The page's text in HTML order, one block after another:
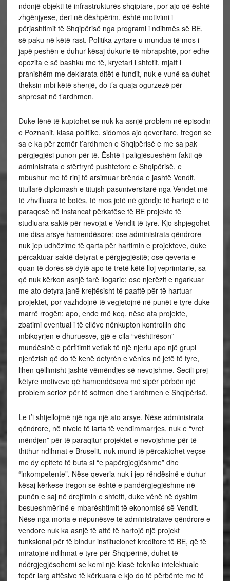
ndonjë objekti të infrastrukturës shqiptare, por ajo që është
zhgënjyese, deri në dëshpërim, është motivimi i
përjashtimit të Shqipërisë nga programi i ndihmës së BE,
së paku në këtë rast. Politika zyrtare u mundua të mos i
japë peshën e duhur kësaj dukurie të mbrapshtë, por edhe
opozita e së bashku me të, kryetari i shtetit, mjaft i
pranishëm me deklarata ditët e fundit, nuk e vunë sa duhet
theksin mbi këtë shenjë, do t’a quaja ogurzezë për
shpresat në t’ardhmen.
Duke lënë të kuptohet se nuk ka asnjë problem në episodin
e Poznanit, klasa politike, sidomos ajo qeveritare, tregon se
sa e ka për zemër t’ardhmen e Shqipërisë e me sa pak
përgjegjësi punon për të. Është i paligjësueshëm fakti që
administrata e stërfryrë pushtetore e Shqipërisë, e
mbushur me të rinj të arsimuar brënda e jashtë Vendit,
titullarë diplomash e titujsh pasuniversitarë nga Vendet më
të zhvilluara të botës, të mos jetë në gjëndje të hartojë e të
paraqesë në instancat përkatëse të BE projekte të
studiuara saktë për nevojat e Vendit të tyre. Kjo shpjegohet
me disa arsye hamendësore: ose administrata qëndrore
nuk jep udhëzime të qarta për hartimin e projekteve, duke
përcaktuar saktë detyrat e përgjegjësitë; ose qeveria e
quan të dorës së dytë apo të tretë këtë lloj veprimtarie, sa
që nuk kërkon asnjë farë llogarie; ose njerëzit e ngarkuar
me ato detyra janë krejtësisht të paaftë për të hartuar
projektet, por vazhdojnë të vegjetojnë në punët e tyre duke
marrë rrogën; apo, ende më keq, nëse ata projekte,
zbatimi eventual i të cilëve nënkupton kontrollin dhe
mbikqyrjen e dhuruesve, gjë e cila “vështirëson”
mundësinë e përfitimit vetiak të një njeriu apo një grupi
njerëzish që do të kenë detyrën e vënies në jetë të tyre,
lihen qëllimisht jashtë vëmëndjes së nevojshme. Secili prej
këtyre motiveve që hamendësova më sipër përbën një
problem serioz për të sotmen dhe t’ardhmen e Shqipërisë.
Le t’i shtjellojmë një nga një ato arsye. Nëse administrata
qëndrore, në nivele të larta të vendimmarrjes, nuk e “vret
mëndjen” për të paraqitur projektet e nevojshme për të
thithur ndihmat e Bruselit, nuk mund të përcaktohet veçse
me dy epitete të buta si “e papërgjegjëshme” dhe
“inkompetente”. Nëse qeveria nuk i jep rëndësinë e duhur
kësaj kërkese tregon se është e pandërgjegjëshme në
punën e saj në drejtimin e shtetit, duke vënë në dyshim
besueshmërinë e mbarështimit të ekonomisë së Vendit.
Nëse nga moria e nëpunësve të administratave qëndrore e
vendore nuk ka asnjë të aftë të hartojë një projekt
funksional për të bindur institucionet kreditore të BE, që të
miratojnë ndihmat e tyre për Shqipërinë, duhet të
ndërgjegjësohemi se kemi një klasë tekniko intelektuale
tepër larg aftësive të kërkuara e kjo do të përbënte me të